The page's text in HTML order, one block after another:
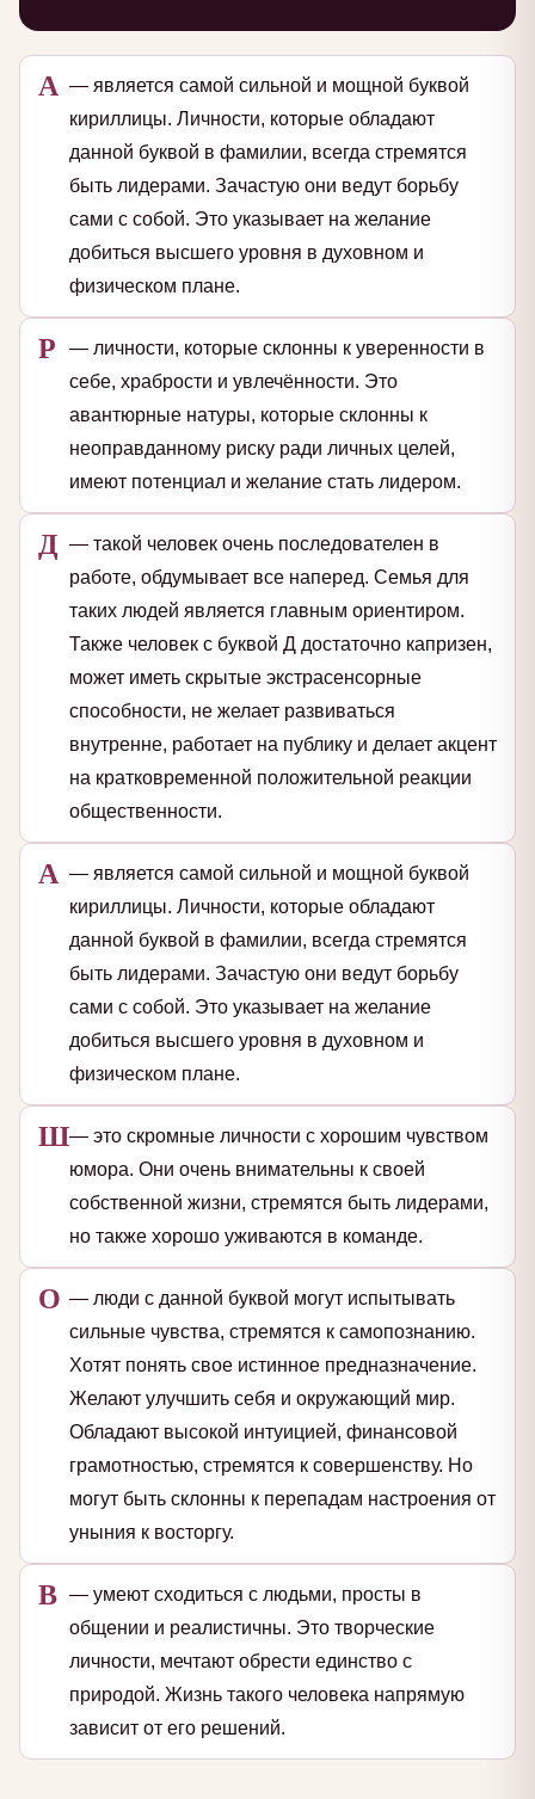
А — является самой сильной и мощной буквой
кириллицы. Личности, которые обладают
данной буквой в фамилии, всегда стремятся
быть лидерами. Зачастую они ведут борьбу
сами с собой. Это указывает на желание
добиться высшего уровня в духовном и
физическом плане.
Р
— личности, которые склонны к уверенности в
себе, храбрости и увлечённости. Это
авантюрные натуры, которые склонны к
неоправданному риску ради личных целей,
имеют потенциал и желание стать лидером.
Д — такой человек очень последователен в
работе, обдумывает все наперед. Семья для
таких людей является главным ориентиром.
Также человек с буквой Д достаточно капризен,
может иметь скрытые экстрасенсорные
способности, не желает развиваться
внутренне, работает на публику и делает акцент
на кратковременной положительной реакции
общественности.
А — является самой сильной и мощной буквой
кириллицы. Личности, которые обладают
данной буквой в фамилии, всегда стремятся
быть лидерами. Зачастую они ведут борьбу
сами с собой. Это указывает на желание
добиться высшего уровня в духовном и
физическом плане.
Ш— это скромные личности с хорошим чувством
юмора. Они очень внимательны к своей
собственной жизни, стремятся быть лидерами,
но также хорошо уживаются в команде.
О — люди с данной буквой могут испытывать
сильные чувства, стремятся к самопознанию.
Хотят понять свое истинное предназначение.
Желают улучшить себя и окружающий мир.
Обладают высокой интуицией, финансовой
грамотностью, стремятся к совершенству. Но
могут быть склонны к перепадам настроения от
уныния к восторгу.
В — умеют сходиться с людьми, просты в
общении и реалистичны. Это творческие
личности, мечтают обрести единство с
природой. Жизнь такого человека напрямую
зависит от его решений.